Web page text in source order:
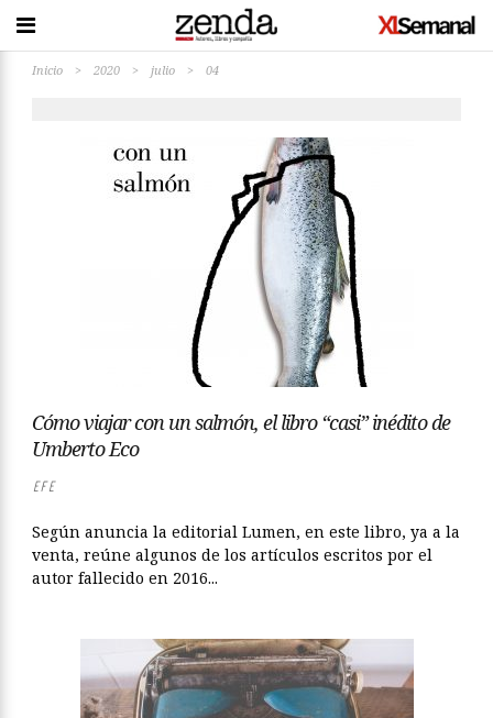
Inicio > 2020 > julio > 04
Cómo viajar con un salmón, el libro “casi” inédito de
Umberto Eco
EFE
Según anuncia la editorial Lumen, en este libro, ya a la
venta, reúne algunos de los artículos escritos por el
autor fallecido en 2016...